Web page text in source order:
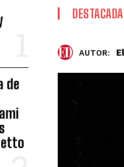
de
DESTACADA
AUTOR: